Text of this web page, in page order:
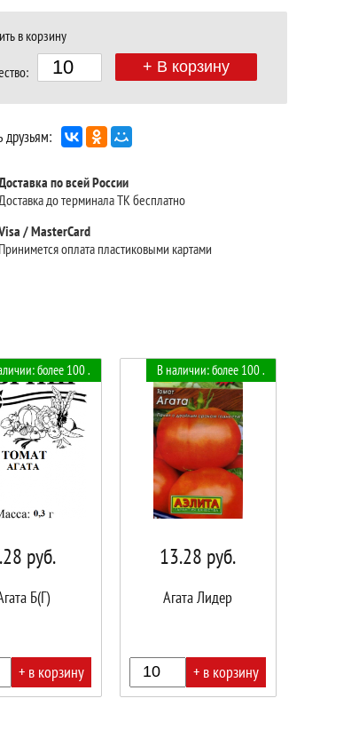
в корзину
+ В корзину
друзьям:
по всей России
Доставка до терминала ТК бесплатно
/ MasterCard
Принимется оплата пластиковыми картами
более 100 .
руб.
Б(Г)
+ в корзину
В наличии: более 100 .
13.28 руб.
Агата Лидер
+ в корзину